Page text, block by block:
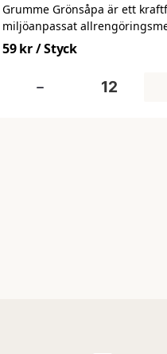
Grumme Grönsåpa är ett
miljöanpassat
är särskilt effektiv mot fett och
samtidigt som den har
tallolja. Passar utmärkt för
59 kr/ Styck
-